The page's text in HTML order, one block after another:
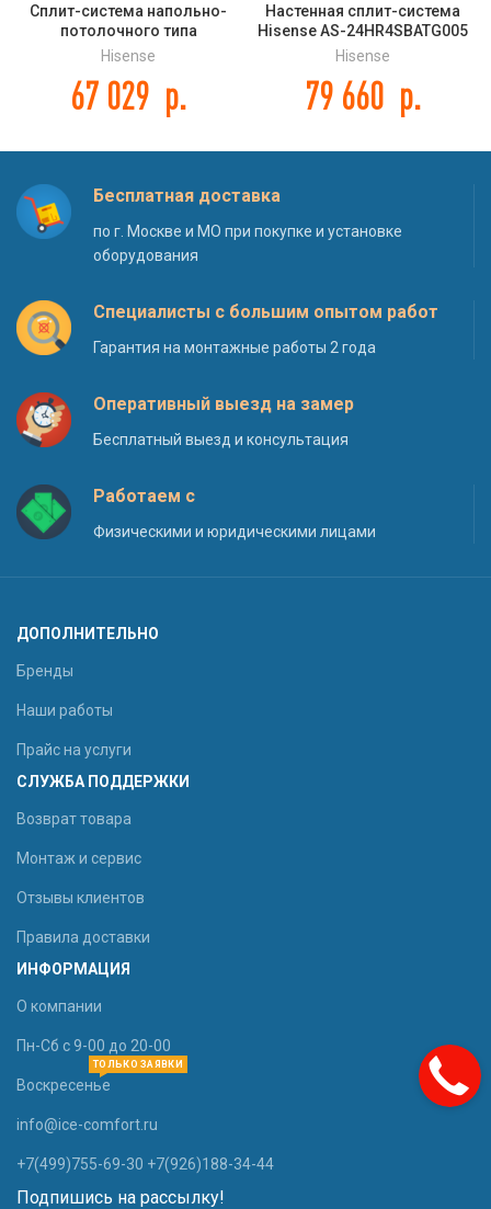
Сплит-система напольно-
потолочного типа
(внутренний блок) Hisense
Hisense
67 029 р.
Настенная сплит-система
Hisense AS-24HR4SBATG005
NEO Premium Classic A
Hisense
79 660 р.
Бесплатная доставка
по г. Москве и МО при покупке и установке
оборудования
Специалисты с большим опытом работ
Гарантия на монтажные работы 2 года
Оперативный выезд на замер
Бесплатный выезд и консультация
Работаем с
Физическими и юридическими лицами
ДОПОЛНИТЕЛЬНО
Бренды
Наши работы
Прайс на услуги
СЛУЖБА ПОДДЕРЖКИ
Возврат товара
Монтаж и сервис
Отзывы клиентов
Правила доставки
ИНФОРМАЦИЯ
О компании
Пн-Сб с 9-00 до 20-00
Воскресенье
ТОЛЬКО ЗАЯВКИ
info@ice-comfort.ru
+7(499)755-69-30 +7(926)188-34-44
Подпишись на рассылку!